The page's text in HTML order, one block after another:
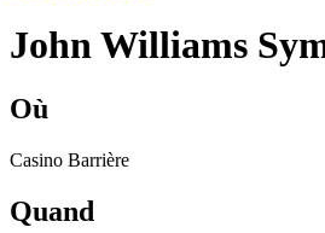
John Williams
Où
Casino Barrière
Quand